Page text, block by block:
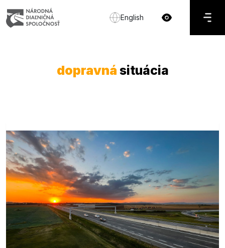
English
dopravná situácia